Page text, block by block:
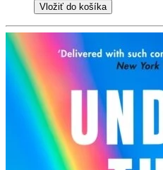
Vložiť do košíka